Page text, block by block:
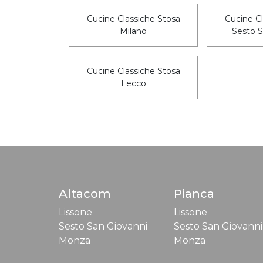
Cucine Classiche Stosa
Milano
Cucine
Sesto
Cucine Classiche Stosa
Lecco
Altacom
Lissone
Sesto San Giovanni
Monza
Pianca
Lissone
Sesto San Giovanni
Monza